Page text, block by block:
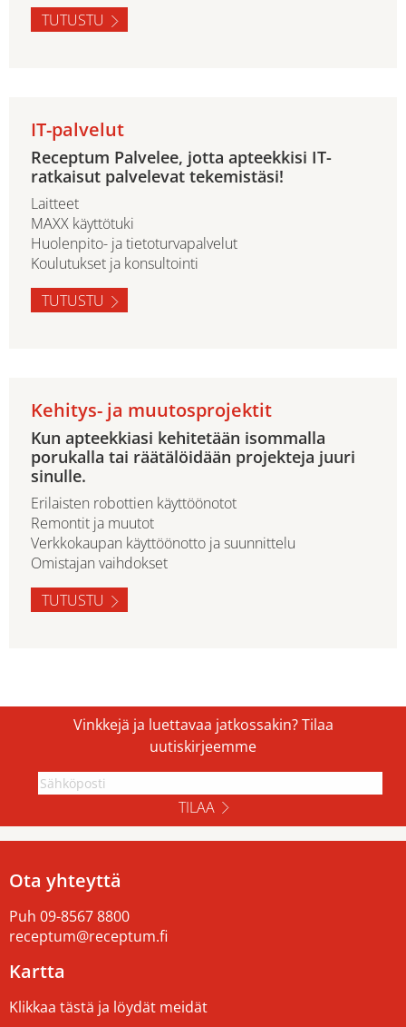
TUTUSTU
IT-palvelut
Receptum Palvelee, jotta apteekkisi IT-
ratkaisut palvelevat tekemistäsi!
Laitteet
MAXX käyttötuki
Huolenpito- ja tietoturvapalvelut
Koulutukset ja konsultointi
TUTUSTU
Kehitys- ja muutosprojektit
Kun apteekkiasi kehitetään isommalla
porukalla tai räätälöidään projekteja juuri
sinulle.
Erilaisten robottien käyttöönotot
Remontit ja muutot
Verkkokaupan käyttöönotto ja suunnittelu
Omistajan vaihdokset
TUTUSTU
Vinkkejä ja luettavaa jatkossakin? Tilaa
uutiskirjeemme
TILAA
Ota yhteyttä
Puh 09-8567 8800
receptum@receptum.fi
Kartta
Klikkaa tästä ja löydät meidät